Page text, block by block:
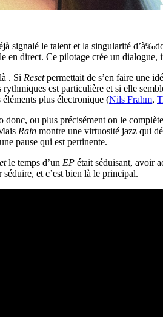
signalé le talent et la singularité
en direct. Ce pilotage crée un dialogue,
. Si Resetpermettait de s’en faire une
est particulière et si elle
éléments plus électronique (Nils Frahm,
donc, ou plus précisément on le
Rain montre une virtuosité jazz qui
pause qui est pertinente.
le temps d’un EP était séduisant, avoir
et c’est bien là le principal.